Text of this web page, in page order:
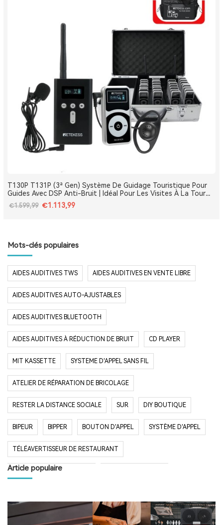
T130P T131P (3ª Gen) Système De Guidage Touristique Pour
Guides Avec DSP Anti-Bruit | Idéal Pour Les Visites À La Tour
Eiffel, Le Louvre, Versailles Et Les Monuments De France
€1.599,99 €1.113,99
Mots-clés populaires
AIDES AUDITIVES TWS AIDES AUDITIVES EN VENTE LIBRE
AIDES AUDITIVES AUTO-AJUSTABLES
AIDES AUDITIVES BLUETOOTH
AIDES AUDITIVES À RÉDUCTION DE BRUIT CD PLAYER
MIT KASSETTE SYSTEME D'APPEL SANS FIL
ATELIER DE RÉPARATION DE BRICOLAGE
RESTER LA DISTANCE SOCIALE SUR DIY BOUTIQUE
BIPEUR BIPPER BOUTON D'APPEL SYSTÈME D'APPEL
TÉLÉAVERTISSEUR DE RESTAURANT
SYSTÈME D'APPEL SANS FIL
LONGUE PORTÉE SYSTÈME LONG TEMPS EN VEILLE
Article populaire